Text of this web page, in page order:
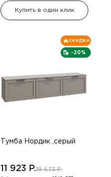
Купить в один клик
-20%
СКИДКА
Тумба Нордик ,серый
11 923 P.19 673 P.